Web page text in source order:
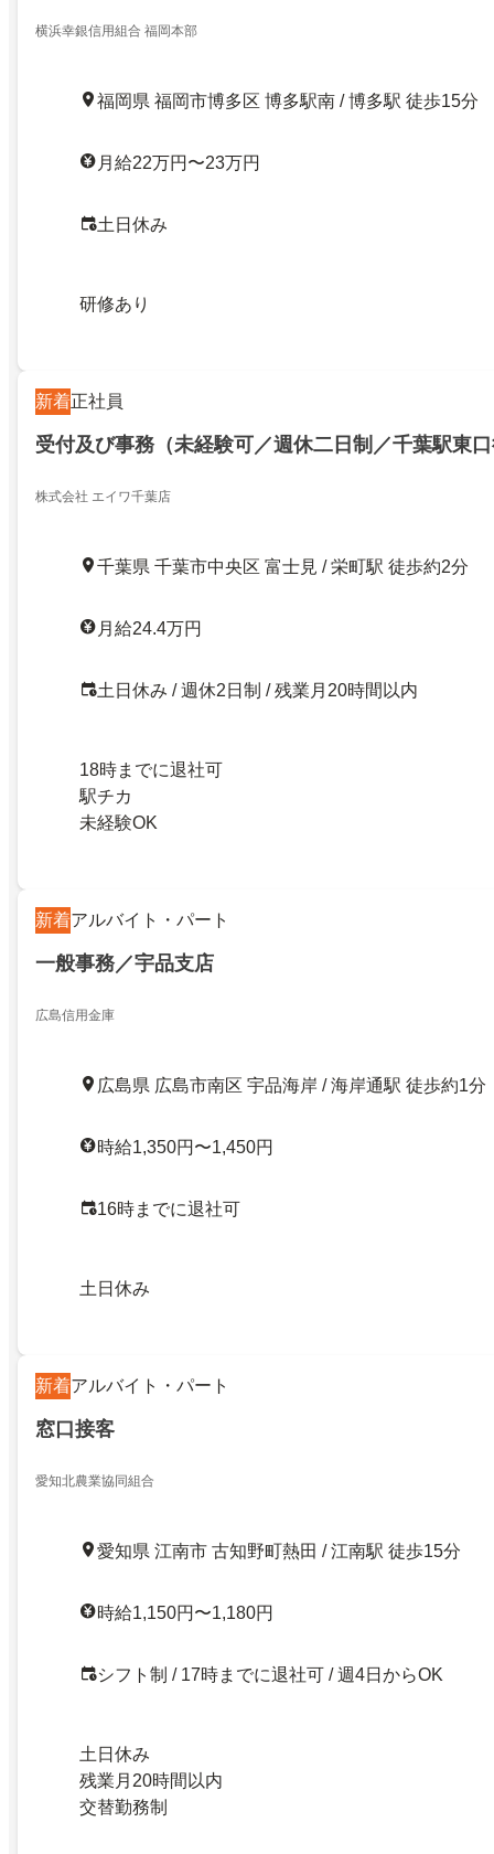
横浜幸銀信用組合 福岡本部
福岡県 福岡市博多区 博多駅南 / 博多駅 徒歩15分
月給22万円〜23万円
土日休み
研修あり
新着正社員
受付及び事務（未経験可／週休二日制／千葉駅東
株式会社 エイワ千葉店
千葉県 千葉市中央区 富士見 / 栄町駅 徒歩約2分
月給24.4万円
土日休み / 週休2日制 / 残業月20時間以内
18時までに退社可
駅チカ
未経験OK
新着アルバイト・パート
一般事務／宇品支店
広島信用金庫
広島県 広島市南区 宇品海岸 / 海岸通駅 徒歩約1分
時給1,350円〜1,450円
16時までに退社可
土日休み
新着アルバイト・パート
窓口接客
愛知北農業協同組合
愛知県 江南市 古知野町熱田 / 江南駅 徒歩15分
時給1,150円〜1,180円
シフト制 / 17時までに退社可 / 週4日からOK
土日休み
残業月20時間以内
交替勤務制